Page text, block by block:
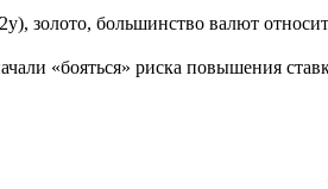
золото, большинство валют
«бояться» риска повышения